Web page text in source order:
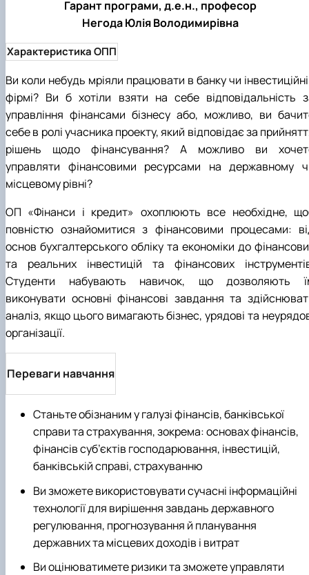
Гарант програми, д.е.н., професор
Негода Юлія Володимирівна
Характеристика ОПП
Ви коли небудь мріяли працювати в банку чи
фірмі? Ви б хотіли взяти на себе відповідальність
управління фінансами бізнесу або, можливо, ви
себе в ролі учасника проекту, який відповідає за
рішень щодо фінансування? А можливо ви
управляти фінансовими ресурсами на державному
місцевому рівні?
ОП «Фінанси і кредит» охоплюють все необхідне,
повністю ознайомитися з фінансовими процесами:
основ бухгалтерського обліку та економіки до
та реальних інвестицій та фінансових
Студенти набувають навичок, що дозволяють
виконувати основні фінансові завдання та
аналіз, якщо цього вимагають бізнес, урядові та
організації.
Переваги навчання
Станьте обізнаним у галузі фінансів, банківської
справи та страхування, зокрема: основах фінансів,
фінансів суб’єктів господарювання, інвестицій,
банківській справі, страхуванню
Ви зможете використовувати сучасні інформаційні
технології для вирішення завдань державного
регулювання, прогнозування й планування
державних та місцевих доходів і витрат
Ви оцінюватимете ризики та зможете управляти